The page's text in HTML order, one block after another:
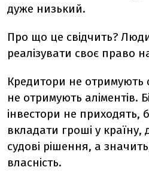
дуже низький.
Про що це свідчить?
реалізувати своє право
Кредитори не отримують
не отримують аліментів.
інвестори не приходять,
вкладати гроші у
судові рішення, а
власність.